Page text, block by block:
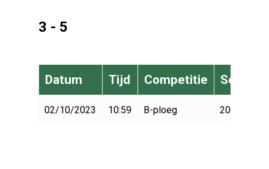
3 - 5
Datum Tijd Competitie Seizoen
02/10/2023 10:59 B-ploeg 2023-2024